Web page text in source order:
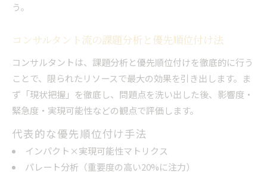
う。
コンサルタント流の課題分析と優先順位付け法
コンサルタントは、課題分析と優先順位付けを徹底的に行う
ことで、限られたリソースで最大の効果を引き出します。ま
ず「現状把握」を徹底し、問題点を洗い出した後、影響度・
緊急度・実現可能性などの観点で評価します。
代表的な優先順位付け手法
インパクト×実現可能性マトリクス
パレート分析（重要度の高い20%に注力）